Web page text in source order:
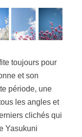
toujours pour
et son
période, une
les angles et
clichés qui
Yasukuni